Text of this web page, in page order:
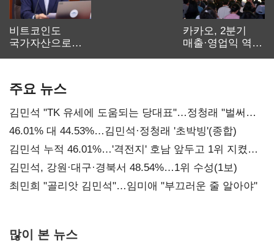
비트코인도
국가자산으로…'
카카오, 2분기
매출·영업익 역대
주요 뉴스
김민석 "TK 유세에 도움되는 당대표"…정청래 "벌써
대표된 양 당직 배분"
46.01% 대 44.53%…김민석·정청래 '초박빙'(종합)
김민석 누적 46.01%…'격전지' 호남 앞두고 1위 지켰다
(2보)
김민석, 강원·대구·경북서 48.54%…1위 수성(1보)
최민희 "골리앗 김민석"…임미애 "부끄러운 줄 알아야"
많이 본 뉴스